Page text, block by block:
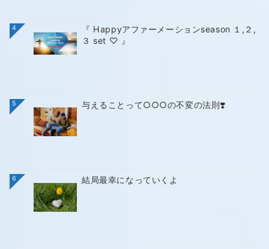
4
『 Happyアファーメーションseason １,２,
３ set ♡ 』
5 与えることって○○○の不変の法則❣️
6 結局最幸になっていくよ